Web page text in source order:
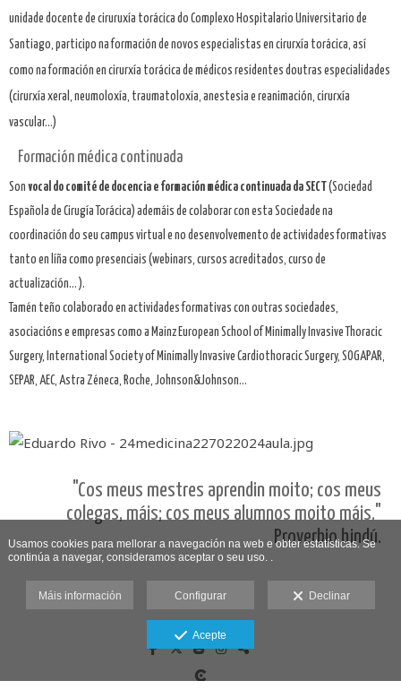
unidade docente de ciruruxía torácica do Complexo Hospitalario Universitario de
Santiago, participo na formación de novos especialistas en cirurxía torácica, así
como na formación en cirurxía torácica de médicos residentes doutras especialidades
(cirurxía xeral, neumoloxía, traumatoloxía, anestesia e reanimación, cirurxía
vascular...)
Formación médica continuada
Son vocal do comité de docencia e formación médica continuada da SECT (Sociedad
Española de Cirugía Torácica) ademáis de colaborar con esta Sociedade na
coordinación do seu campus virtual e no desenvolvemento de actividades formativas
tanto en líña como presenciais (webinars, cursos acreditados, curso de
actualización... ).
Tamén teño colaborado en actividades formativas con outras sociedades,
asociacións e empresas como a Mainz European School of Minimally Invasive Thoracic
Surgery, International Society of Minimally Invasive Cardiothoracic Surgery, SOGAPAR,
SEPAR, AEC, Astra Zéneca, Roche, Johnson&Johnson...
"Cos meus mestres aprendin moito; cos meus
colegas, máis; cos meus alumnos moito máis."
Proverbio hindú.
Usamos cookies para mellorar a navegación na web e obter estatísticas. Se
continúa a navegar, consideramos aceptar o seu uso. .
Máis información Configurar Declinar
Acepte